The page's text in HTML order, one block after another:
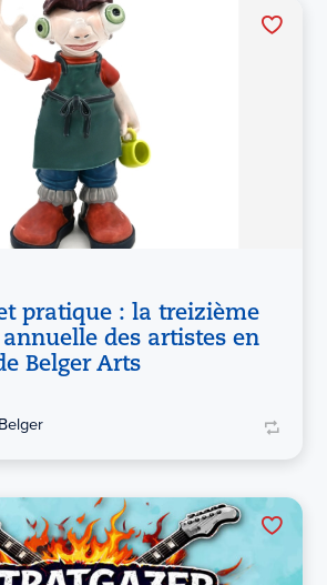
pratique : la treizième
des artistes en
Belger Arts